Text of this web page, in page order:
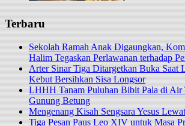
Terbaru
Sekolah Ramah Anak Digaungkan,
Halim Tegaskan Perlawanan terhadap
Arter Sinar Tiga Ditargetkan Buka Saat
Kebut Bersihkan Sisa Longsor
LHHH Tanam Puluhan Bibit Pala di Air
Gunung Betung
Mengenang Kisah Sengsara Yesus
Tiga Pesan Paus Leo XIV untuk Masa